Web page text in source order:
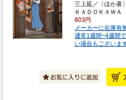
三上延／〔ほか著〕
ＫＡＤＯＫＡＷＡ
803円
メーカーに在庫有
通常1週間~4週間
い場合もございま